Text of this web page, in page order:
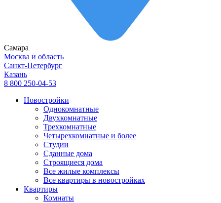
Самара
Москва и область
Санкт-Петербург
Казань
8 800 250-04-53
Новостройки
Однокомнатные
Двухкомнатные
Трехкомнатные
Четырехкомнатные и более
Студии
Сданные дома
Строящиеся дома
Все жилые комплексы
Все квартиры в новостройках
Квартиры
Комнаты